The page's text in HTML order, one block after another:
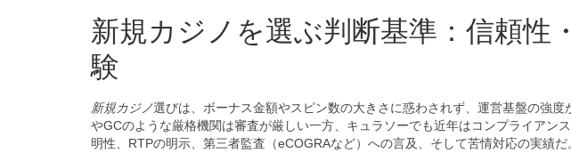
新規カジノを選ぶ判断基準：信頼性
験
新規カジノ選びは、ボーナス金額やスピン数の大きさに惑わされず、運営基盤の強
やGCのような厳格機関は審査が厳しい一方、キュラソーでも近年はコンプライアン
明性、RTPの明示、第三者監査（eCOGRAなど）への言及、そして苦情対応の実績だ